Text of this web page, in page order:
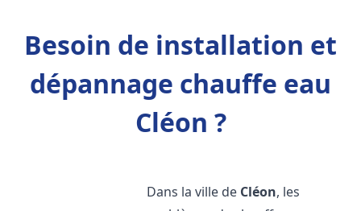
Besoin de installation et
dépannage chauffe eau
Cléon ?
Dans la ville de Cléon, les